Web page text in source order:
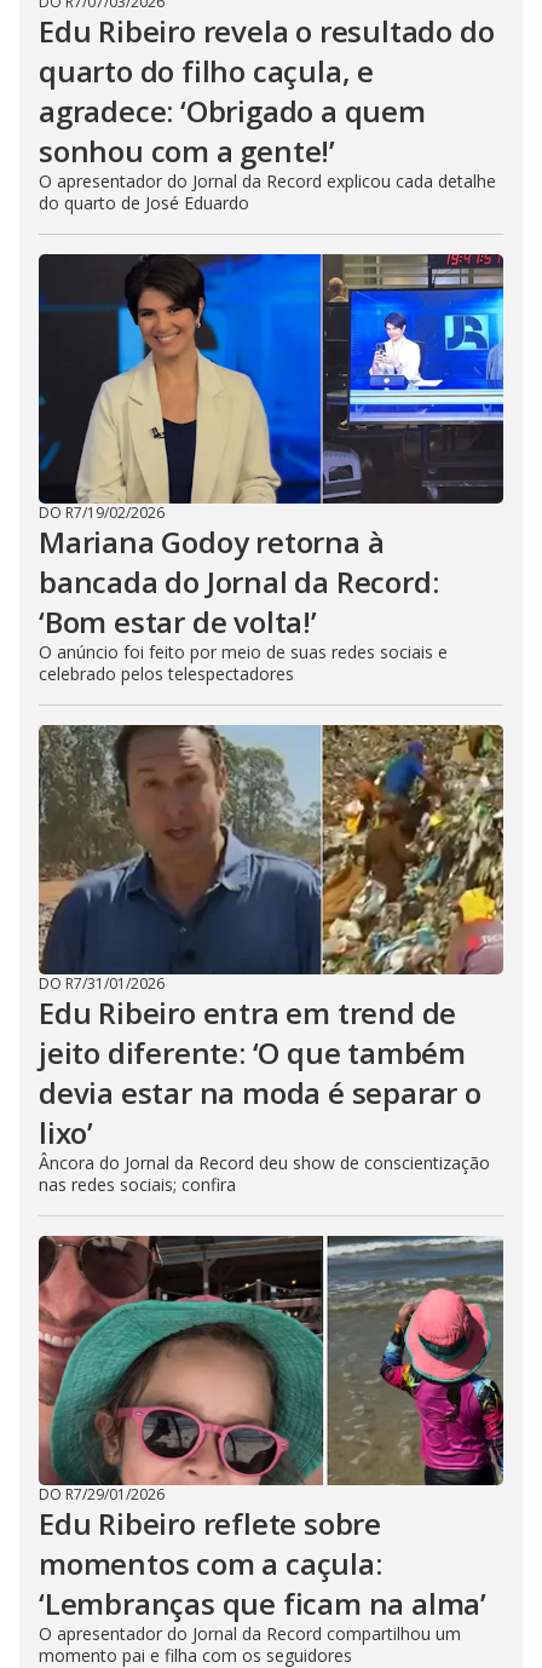
Edu Ribeiro revela o resultado do
quarto do filho caçula, e
agradece: ‘Obrigado a quem
sonhou com a gente!’
O apresentador do Jornal da Record explicou cada detalhe
do quarto de José Eduardo
DO R7/19/02/2026
Mariana Godoy retorna à
bancada do Jornal da Record:
‘Bom estar de volta!’
O anúncio foi feito por meio de suas redes sociais e
celebrado pelos telespectadores
DO R7/31/01/2026
Edu Ribeiro entra em trend de
jeito diferente: ‘O que também
devia estar na moda é separar o
lixo’
Âncora do Jornal da Record deu show de conscientização
nas redes sociais; confira
DO R7/29/01/2026
Edu Ribeiro reflete sobre
momentos com a caçula:
‘Lembranças que ficam na alma’
O apresentador do Jornal da Record compartilhou um
momento pai e filha com os seguidores